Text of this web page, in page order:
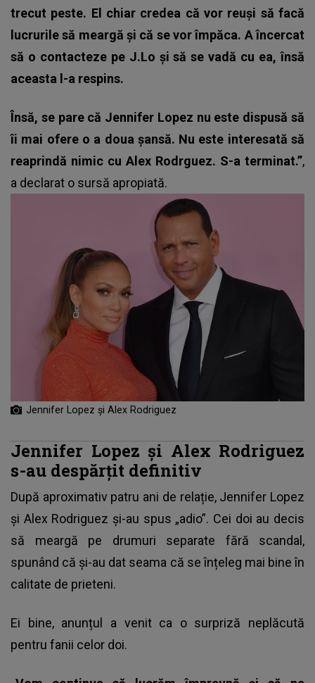
trecut peste. El chiar credea că vor reuși să facă
lucrurile să meargă și că se vor împăca. A încercat
să o contacteze pe J.Lo și să se vadă cu ea, însă
aceasta l-a respins.
Însă, se pare că Jennifer Lopez nu este dispusă să
îi mai ofere o a doua șansă. Nu este interesată să
reaprindă nimic cu Alex Rodrguez. S-a terminat.”,
a declarat o sursă apropiată.
Jennifer Lopez și Alex Rodriguez
Jennifer Lopez și Alex Rodriguez
s-au despărțit definitiv
După aproximativ patru ani de relație, Jennifer Lopez
și Alex Rodriguez și-au spus „adio”. Cei doi au decis
să meargă pe drumuri separate fără scandal,
spunând că și-au dat seama că se înțeleg mai bine în
calitate de prieteni.
Ei bine, anunțul a venit ca o surpriză neplăcută
pentru fanii celor doi.